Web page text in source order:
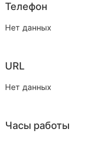
Телефон
Нет данных
URL
Нет данных
Часы работы